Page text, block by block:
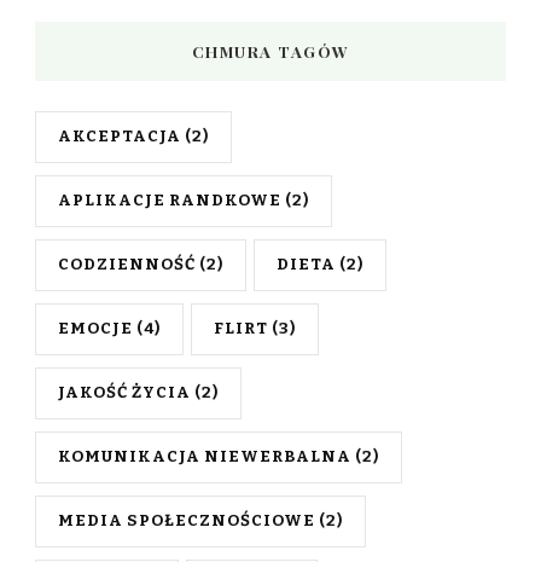
CHMURA TAGÓW
AKCEPTACJA (2)
APLIKACJE RANDKOWE (2)
CODZIENNOŚĆ (2) DIETA (2)
EMOCJE (4) FLIRT (3)
JAKOŚĆ ŻYCIA (2)
KOMUNIKACJA NIEWERBALNA (2)
MEDIA SPOŁECZNOŚCIOWE (2)